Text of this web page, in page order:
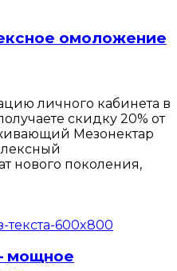
омоложение
личного кабинета в
скидку 20% от
Мезонектар
нового поколения,
мощное